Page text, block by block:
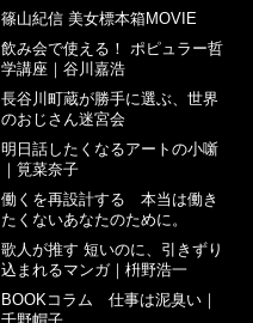
篠山紀信 美女標本箱MOVIE
飲み会で使える！ ポピュラー哲
学講座｜谷川嘉浩
長谷川町蔵が勝手に選ぶ、世界
のおじさん迷宮会
明日話したくなるアートの小噺
｜筧菜奈子
働くを再設計する 本当は働き
たくないあなたのために。
歌人が推す 短いのに、引きずり
込まれるマンガ｜枡野浩一
BOOKコラム 仕事は泥臭い｜